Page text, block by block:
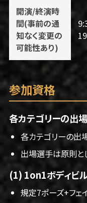
開演/終演時
間(事前の通
知なく変更の
可能性あり)
参加資格
各カテゴリーの出
各カテゴリーの出
出場選手は原則と
(1) 1on1ボディビ
規定7ポーズ+フェ